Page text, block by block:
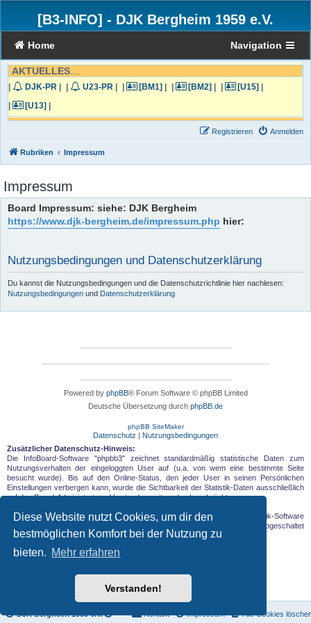
Diese Website nutzt Cookies, um dir den
bestmöglichen Komfort bei der Nutzung zu
bieten. Mehr erfahren
Verstanden!
[B3-INFO] - DJK Bergheim 1959 e.V.
Home Navigation
AKTUELLES
DJK-PR U23-PR [BM1] [BM2] [U15]
[U13]
Anmelden
Registrieren
Rubriken Impressum
Impressum
Board Impressum: siehe: DJK Bergheim
https://www.djk-bergheim.de/impressum.php hier:
Nutzungsbedingungen und Datenschutzerklärung
Du kannst die Nutzungsbedingungen und die Datenschutzrichtlinie hier nachlesen:
Nutzungsbedingungen und Datenschutzerklärung
DJK Bergheim 1959 e.V. Alle Cookies
Impressum
Kontakt
Powered by phpBB® Forum Software © phpBB Limited
Deutsche Übersetzung durch phpBB.de
phpBB SiteMaker
Datenschutz | Nutzungsbedingungen
Zusätzlicher Datenschutz-Hinweis:
Die InfoBoard-Software "phpbb3" zeichnet standardmäßig statistische Daten zum
Nutzungsverhalten der eingeloggten User auf (u.a. von wem eine bestimmte Seite
besucht wurde). Bis auf den Online-Status, den jeder User in seinen Persönlichen
Einstellungen verbergen kann, wurde die Sichtbarkeit der Statistik-Daten ausschließlich
auf den Board-Administrator = Vorstandsvorsitzenden beschränkt.
Zusätzlich zur board-internen Statistik wird eine externe allgemeine Statistik-Software
eingesetzt, die anonyme Daten aufzeichnet und wie unten beschrieben, abgeschaltet
werden kann.